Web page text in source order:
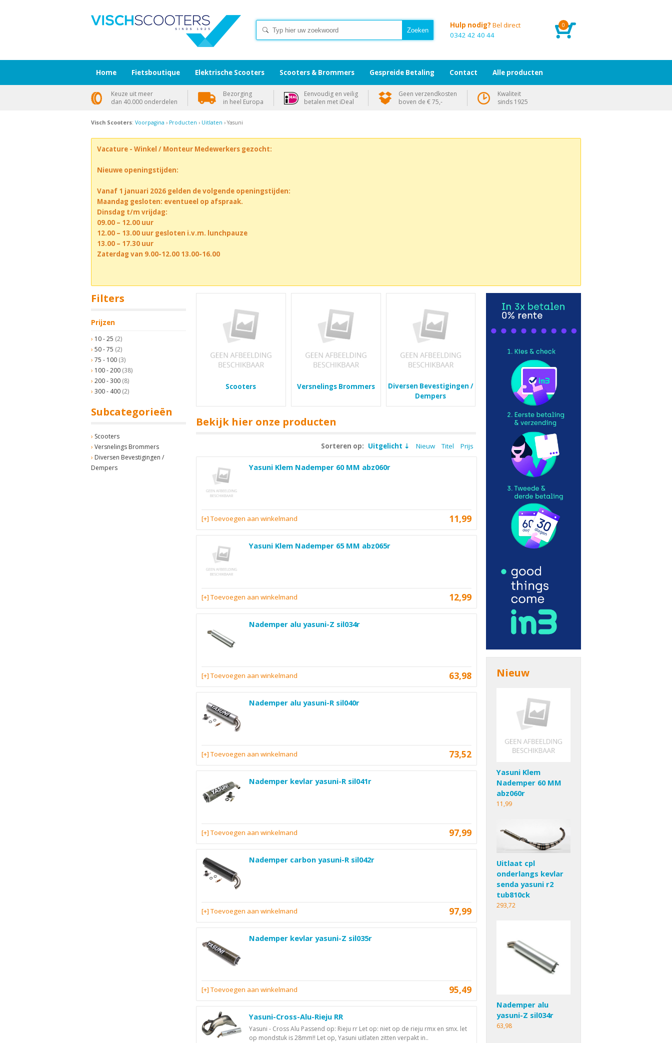
0
Hulp nodig? Bel direct
0342 42 40 44
Visch Scooters: Voorpagina › Producten › Uitlaten › Yasuni
Vacature - Winkel / Monteur Medewerkers gezocht:
Nieuwe openingstijden:
Vanaf 1 januari 2026 gelden de volgende openingstijden:
Maandag gesloten: eventueel op afspraak.
Dinsdag t/m vrijdag:
09.00 – 12.00 uur
12.00 – 13.00 uur gesloten i.v.m. lunchpauze
13.00 – 17.30 uur
Zaterdag van 9.00-12.00 13.00-16.00
Filters
Prijzen
10 - 25 (2)
50 - 75 (2)
75 - 100 (3)
100 - 200 (38)
200 - 300 (8)
300 - 400 (2)
Subcategorieën
Scooters
Versnelings Brommers
Diversen Bevestigingen /
Dempers
Scooters Versnelings Brommers
Diversen Bevestigingen /
Dempers
Bekijk hier onze producten
Sorteren op: Uitgelicht Nieuw Titel Prijs
Yasuni Klem Nademper 60 MM abz060r
11,99
[+] Toevoegen aan winkelmand
Yasuni Klem Nademper 65 MM abz065r
12,99
[+] Toevoegen aan winkelmand
Nademper alu yasuni-Z sil034r
63,98
[+] Toevoegen aan winkelmand
Nademper alu yasuni-R sil040r
73,52
[+] Toevoegen aan winkelmand
Nademper kevlar yasuni-R sil041r
97,99
[+] Toevoegen aan winkelmand
Nademper carbon yasuni-R sil042r
97,99
[+] Toevoegen aan winkelmand
Nademper kevlar yasuni-Z sil035r
95,49
[+] Toevoegen aan winkelmand
Yasuni-Cross-Alu-Rieju RR
Yasuni - Cross Alu Passend op: Rieju rr Let op: niet op de rieju rmx en smx. let
op mondstuk is 28mm!! Let op, Yasuni uitlaten zitten verpakt in..
Nieuw
Yasuni Klem
Nademper 60 MM
abz060r
11,99
Uitlaat cpl
onderlangs kevlar
senda yasuni r2
tub810ck
293,72
Nademper alu
yasuni-Z sil034r
63,98
Home Fietsboutique Elektrische Scooters Scooters & Brommers Gespreide Betaling Contact Alle producten
Keuze uit meer
dan 40.000 onderdelen
Bezorging
in heel Europa
Eenvoudig en veilig
betalen met iDeal
Geen verzendkosten
boven de € 75,-
Kwaliteit
sinds 1925